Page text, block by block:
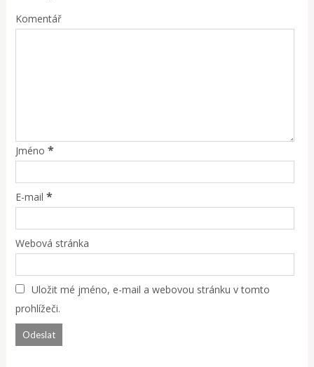
Komentář
Jméno *
E-mail *
Webová stránka
Uložit mé jméno, e-mail a webovou stránku v tomto
prohlížeči.